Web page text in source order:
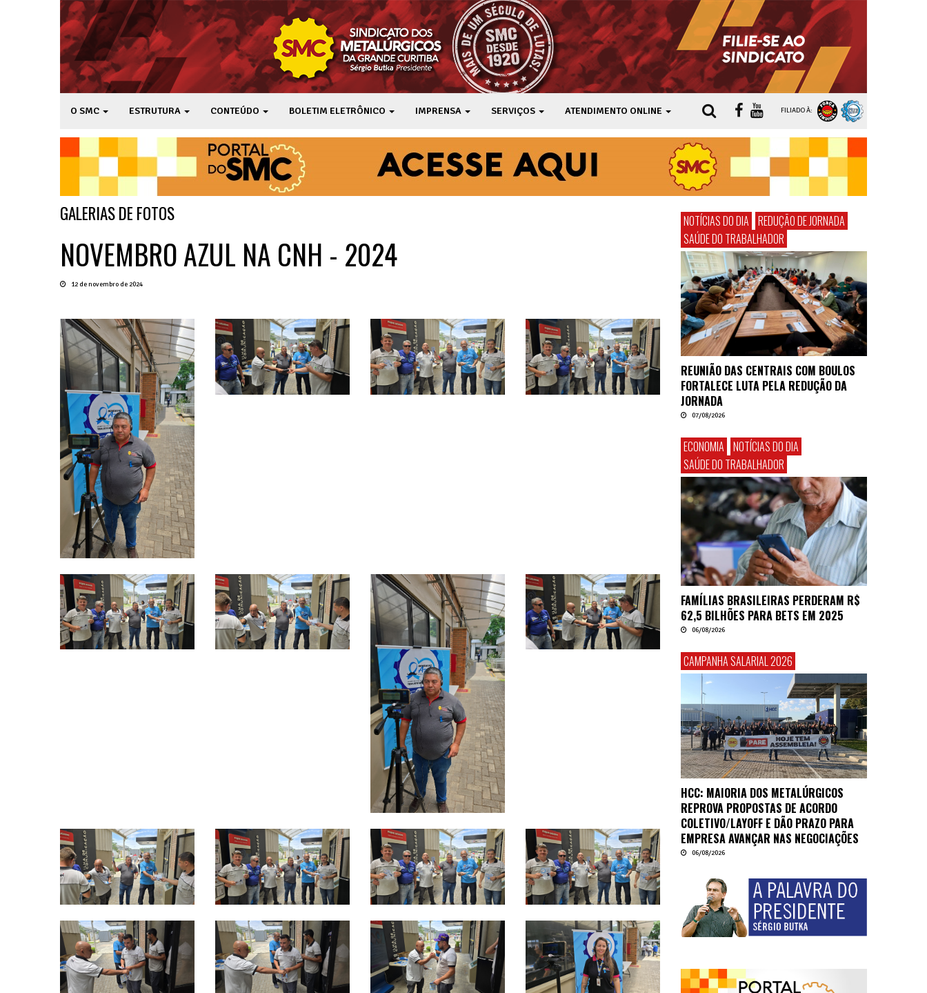
O SMC ESTRUTURA CONTEÚDO BOLETIM ELETRÔNICO IMPRENSA SERVIÇOS ATENDIMENTO ONLINE FILIADO À:
GALERIAS DE FOTOS
NOVEMBRO AZUL NA CNH - 2024
12 de novembro de 2024
NOTÍCIAS DO DIA REDUÇÃO DE JORNADA
SAÚDE DO TRABALHADOR
REUNIÃO DAS CENTRAIS COM BOULOS
FORTALECE LUTA PELA REDUÇÃO DA
JORNADA
07/08/2026
ECONOMIA NOTÍCIAS DO DIA
SAÚDE DO TRABALHADOR
FAMÍLIAS BRASILEIRAS PERDERAM R$
62,5 BILHÕES PARA BETS EM 2025
06/08/2026
CAMPANHA SALARIAL 2026
HCC: MAIORIA DOS METALÚRGICOS
REPROVA PROPOSTAS DE ACORDO
COLETIVO/LAYOFF E DÃO PRAZO PARA
EMPRESA AVANÇAR NAS NEGOCIAÇÕES
06/08/2026